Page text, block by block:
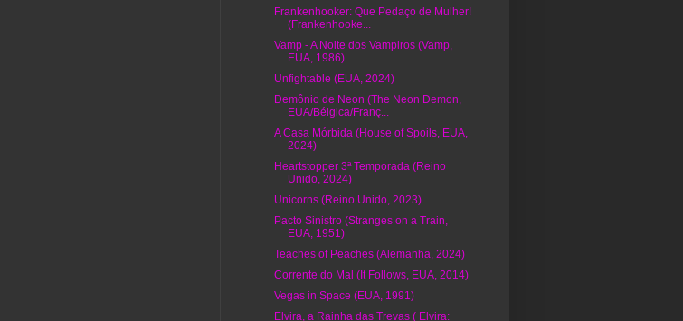
Frankenhooker: Que Pedaço de Mulher!
(Frankenhooke...
Vamp - A Noite dos Vampiros (Vamp,
EUA, 1986)
Unfightable (EUA, 2024)
Demônio de Neon (The Neon Demon,
EUA/Bélgica/Franç...
A Casa Mórbida (House of Spoils, EUA,
2024)
Heartstopper 3ª Temporada (Reino
Unido, 2024)
Unicorns (Reino Unido, 2023)
Pacto Sinistro (Stranges on a Train,
EUA, 1951)
Teaches of Peaches (Alemanha, 2024)
Corrente do Mal (It Follows, EUA, 2014)
Vegas in Space (EUA, 1991)
Elvira, a Rainha das Trevas ( Elvira: